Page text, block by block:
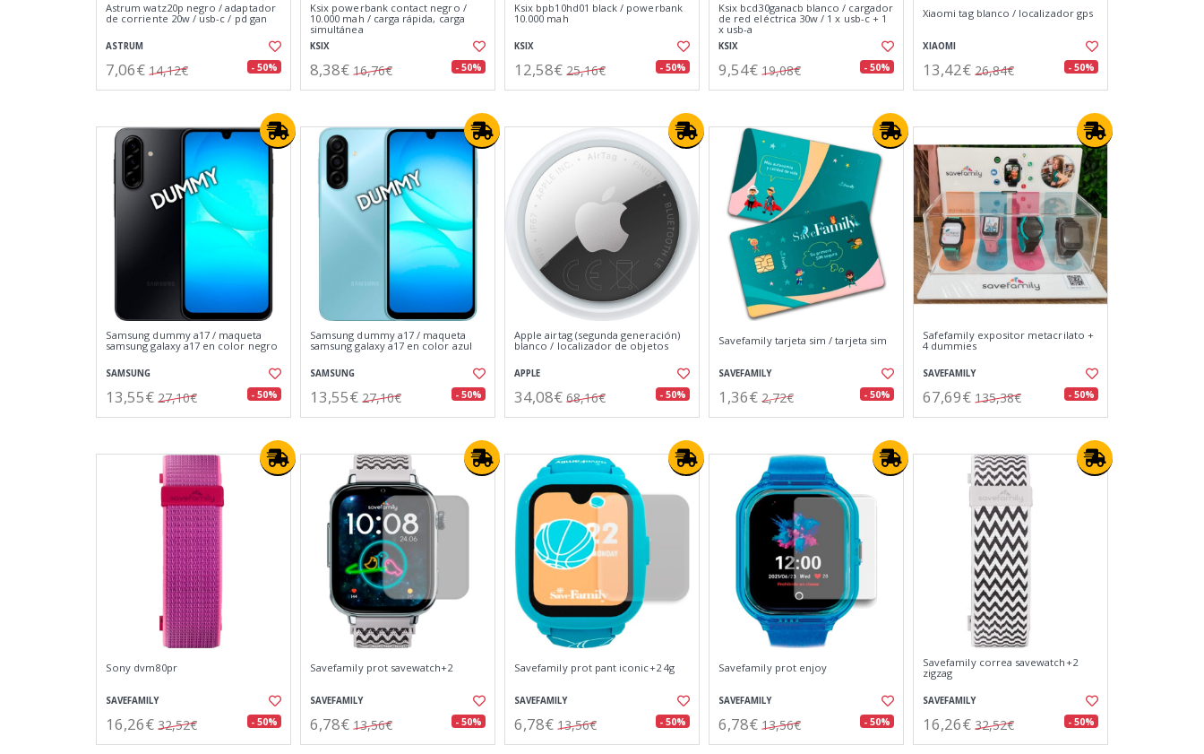
Astrum watz20p negro / adaptador
de corriente 20w / usb-c / pd gan
ASTRUM
7,06€ 14,12€ - 50%
Ksix powerbank contact negro /
10.000 mah / carga rápida, carga
simultánea
KSIX
8,38€ 16,76€ - 50%
Ksix bpb10hd01 black / powerbank
10.000 mah
KSIX
12,58€ 25,16€ - 50%
Ksix bcd30ganacb blanco / cargador
de red eléctrica 30w / 1 x usb-c + 1
x usb-a
KSIX
9,54€ 19,08€ - 50%
Xiaomi tag blanco / localizador gps
XIAOMI
13,42€ 26,84€ - 50%
Samsung dummy a17 / maqueta
samsung galaxy a17 en color negro
SAMSUNG
13,55€ 27,10€ - 50%
Samsung dummy a17 / maqueta
samsung galaxy a17 en color azul
SAMSUNG
13,55€ 27,10€ - 50%
Apple airtag (segunda generación)
blanco / localizador de objetos
APPLE
34,08€ 68,16€ - 50%
Savefamily tarjeta sim / tarjeta sim
SAVEFAMILY
1,36€ 2,72€ - 50%
Safefamily expositor metacrilato +
4 dummies
SAVEFAMILY
67,69€ 135,38€ - 50%
Sony dvm80pr
SAVEFAMILY
16,26€ 32,52€ - 50%
Savefamily prot savewatch+2
SAVEFAMILY
6,78€ 13,56€ - 50%
Savefamily prot pant iconic+2 4g
SAVEFAMILY
6,78€ 13,56€ - 50%
Savefamily prot enjoy
SAVEFAMILY
6,78€ 13,56€ - 50%
Savefamily correa savewatch+2
zigzag
SAVEFAMILY
16,26€ 32,52€ - 50%